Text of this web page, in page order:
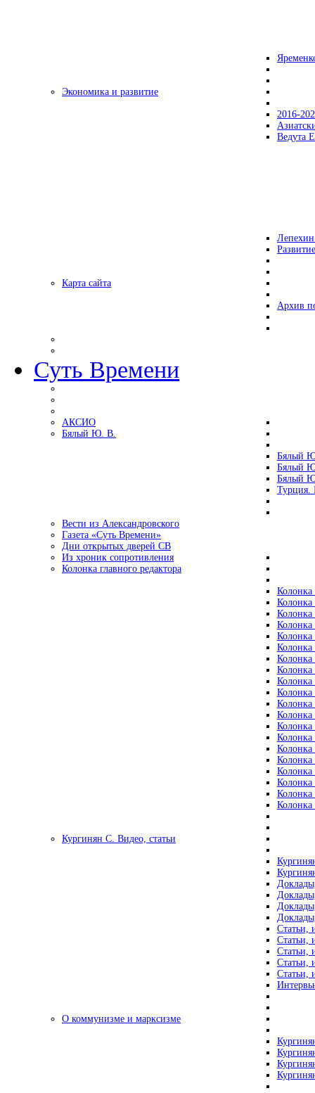
Экономика и развитие
2016-
Ведута
Карта сайта
Архив
Суть Времени
АКСИО
Бялый Ю. В.
Бялый
Бялый
Бялый
Турция.
Вести из Александровского
Газета «Суть Времени»
Дни открытых дверей СВ
Из хроник сопротивления
Колонка главного редактора
Колонка
Колонка
Колонка
Колонка
Колонка
Колонка
Колонка
Колонка
Колонка
Колонка
Колонка
Колонка
Колонка
Колонка
Колонка
Колонка
Колонка
Колонка
Колонка
Колонка
Кургинян С. Видео, статьи
Статьи,
Статьи,
Статьи,
Статьи,
Статьи,
О коммунизме и марксизме